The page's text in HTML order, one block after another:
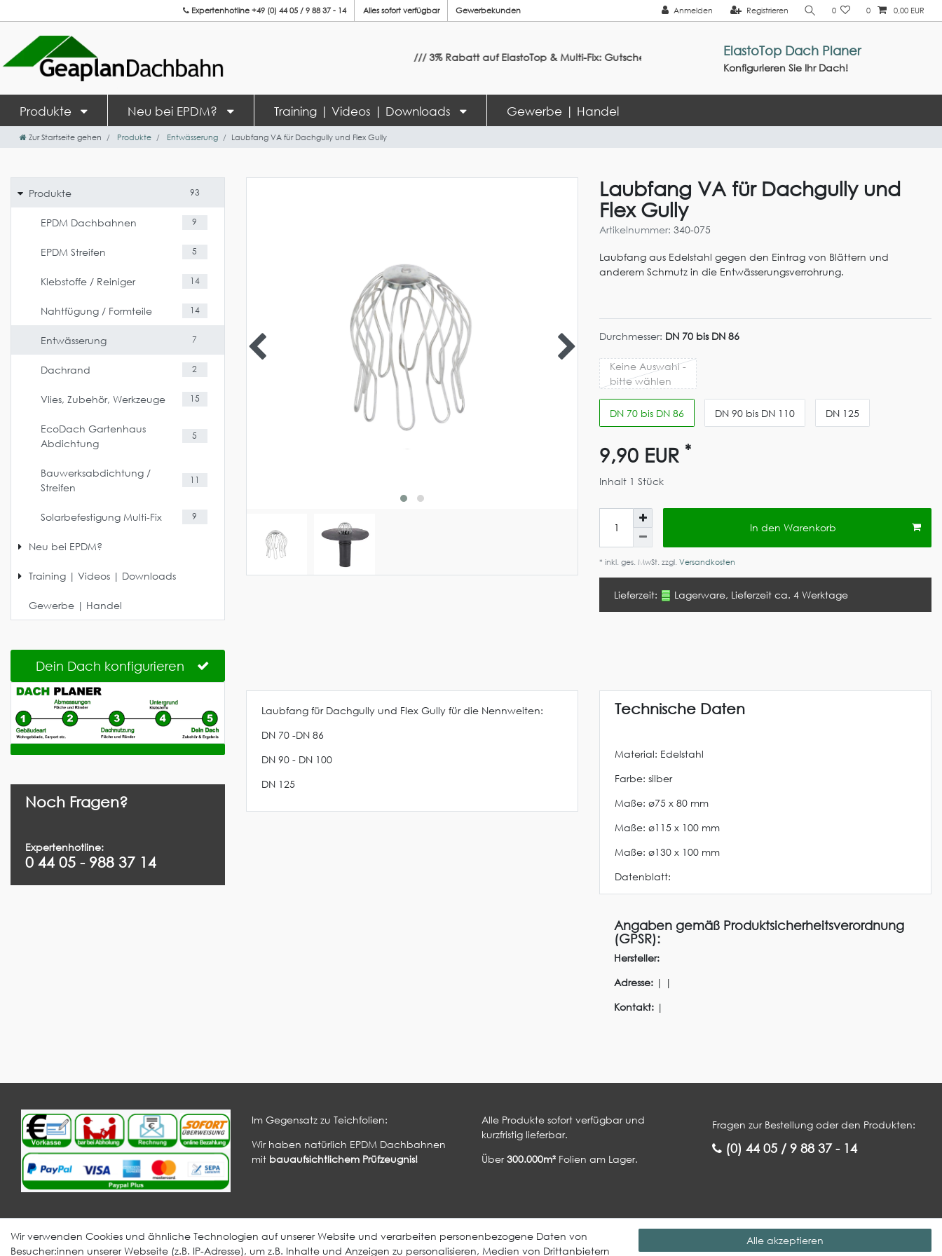
Anmelden Registrieren 0 0 0,00 EUR
Expertenhotline +49 (0) 44 05 / 9 88 37 - 14 Alles sofort verfügbar Gewerbekunden
/// 3% Rabatt auf ElastoTop & Multi-Fix: Gutschein: Sommer2026 /// ElastoTop Dach Planer
Konfigurieren Sie Ihr Dach!
Produkte Neu bei EPDM? Training | Videos | Downloads Gewerbe | Handel
Zur Startseite gehen Produkte Entwässerung Laubfang VA für Dachgully und Flex Gully
Produkte 93
EPDM Dachbahnen 9
EPDM Streifen 5
Klebstoffe / Reiniger 14
Nahtfügung / Formteile 14
Entwässerung 7
Dachrand 2
Vlies, Zubehör, Werkzeuge 15
EcoDach Gartenhaus
Abdichtung
5
Bauwerksabdichtung /
Streifen
11
Solarbefestigung Multi-Fix 9
Neu bei EPDM?
Training | Videos | Downloads
Gewerbe | Handel
Dein Dach konfigurieren
Noch Fragen?
Expertenhotline:
0 44 05 - 988 37 14
Laubfang VA für Dachgully und
Flex Gully
Artikelnummer: 340-075
Laubfang aus Edelstahl gegen den Eintrag von Blättern und
anderem Schmutz in die Entwässerungsverrohrung.
Durchmesser: DN 70 bis DN 86
Keine Auswahl -
bitte wählen
DN 70 bis DN 86 DN 90 bis DN 110 DN 125
9,90 EUR *
Inhalt 1 Stück
In den Warenkorb
* inkl. ges. MwSt. zzgl. Versandkosten
Lieferzeit: Lagerware, Lieferzeit ca. 4 Werktage
Laubfang für Dachgully und Flex Gully für die Nennweiten:
DN 70 -DN 86
DN 90 - DN 100
DN 125
Technische Daten
Material: Edelstahl
Farbe: silber
Maße: ø75 x 80 mm
Maße: ø115 x 100 mm
Maße: ø130 x 100 mm
Datenblatt:
Angaben gemäß Produktsicherheitsverordnung
(GPSR):
Hersteller:
Adresse: | |
Kontakt: |
Im Gegensatz zu Teichfolien:
Wir haben natürlich EPDM Dachbahnen
mit bauaufsichtlichem Prüfzeugnis!
Alle Produkte sofort verfügbar und
kurzfristig lieferbar.
Über300.000m² Folien am Lager.
Fragen zur Bestellung oder den Produkten:
(0) 44 05 / 9 88 37 - 14
EPDM Aufklärung Videos EPDM Dachbahn EcoDach EPDM
Service Rechtliches
Impressum
Wir verwenden Cookies und ähnliche Technologien auf unserer Website und verarbeiten personenbezogene Daten von
Besucher:innen unserer Webseite (z.B. IP-Adresse), um z.B. Inhalte und Anzeigen zu personalisieren, Medien von Drittanbietern
Alle akzeptieren